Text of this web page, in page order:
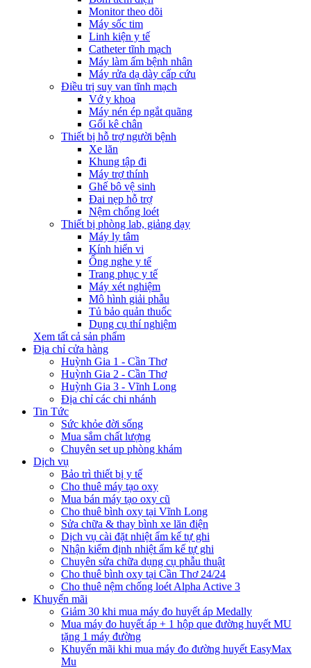
Monitor theo dõi
Máy sốc tim
Linh kiện y tế
Catheter tĩnh mạch
Máy làm ấm bệnh nhân
Máy rửa dạ dày cấp cứu
Điều trị suy van tĩnh mạch
Vớ y khoa
Máy nén ép ngắt quãng
Gối kê chân
Thiết bị hỗ trợ người bệnh
Xe lăn
Khung tập đi
Máy trợ thính
Ghế bô vệ sinh
Đai nẹp hỗ trợ
Nệm chống loét
Thiết bị phòng lab, giảng dạy
Máy ly tâm
Kính hiển vi
Ống nghe y tế
Trang phục y tế
Máy xét nghiệm
Mô hình giải phẫu
Tủ bảo quản thuốc
Dụng cụ thí nghiệm
Xem tất cả sản phẩm
Địa chỉ cửa hàng
Huỳnh Gia 1 - Cần Thơ
Huỳnh Gia 2 - Cần Thơ
Huỳnh Gia 3 - Vĩnh Long
Địa chỉ các chi nhánh
Tin Tức
Sức khỏe đời sống
Mua sắm chất lượng
Chuyên set up phòng khám
Dịch vụ
Bảo trì thiết bị y tế
Cho thuê máy tạo oxy
Mua bán máy tạo oxy cũ
Cho thuê bình oxy tại Vĩnh Long
Sửa chữa & thay bình xe lăn điện
Dịch vụ cài đặt nhiệt ẩm kế tự ghi
Nhận kiểm định nhiệt ẩm kế tự ghi
Chuyên sửa chữa dụng cụ phẫu thuật
Cho thuê bình oxy tại Cần Thơ 24/24
Cho thuê nệm chống loét Alpha Active 3
Khuyến mãi
Giảm 30 khi mua máy đo huyết áp Medally
Mua máy đo huyết áp + 1 hộp que đường huyết MU
tặng 1 máy đường
Khuyến mãi khi mua máy đo đường huyết EasyMax
Mu